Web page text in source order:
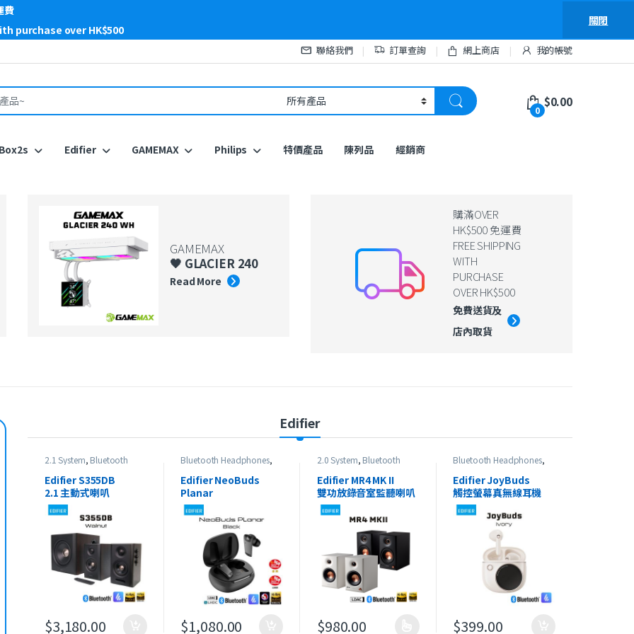
費
purchase over HK$500
關閉
聯絡我們 訂單查詢 網上商店 我的帳號
0
$0.00
Edifier GAMEMAX Philips 特價產品 陳列品 經銷商
GAMEMAX
🖤 GLACIER 240
Read More
購滿OVER
HK$500 免運費
FREE SHIPPING
WITH
PURCHASE
OVER HK$500
免費送貨及
店內取貨
Edifier
2.1 System, Bluetooth
Speaker Edifier
Edifier S355DB
2.1 主動式喇叭
$3,180.00
Bluetooth Headphones,
, On-Ear
Headphones,最新產品
Edifier NeoBuds
Planar
真無線平面磁驅動降噪
耳機
$1,080.00
2.0 System, Bluetooth
Speaker Edifier
Series,最新產品
Edifier MR4 MK II
雙功放錄音室監聽喇叭
$980.00
Bluetooth Headphones,
,
Headphones,最新產品
Edifier JoyBuds
觸控螢幕真無線耳機
$399.00